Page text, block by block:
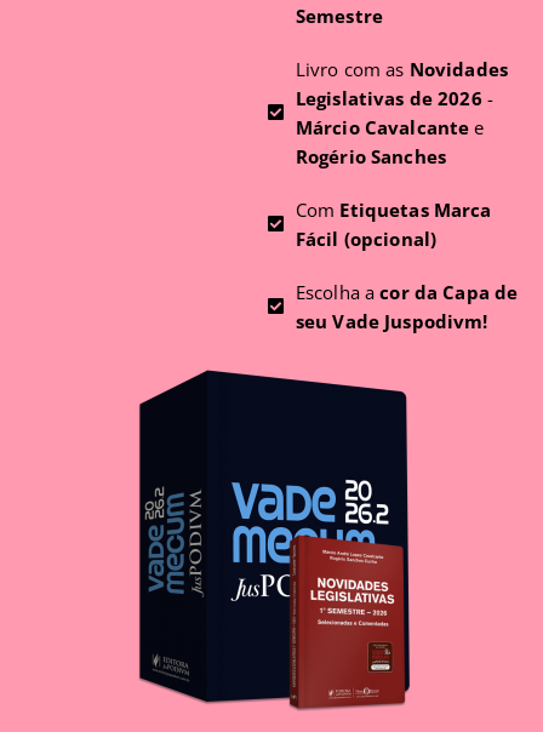
Semestre
Livro com as Novidades
Legislativas de 2026 -
Márcio Cavalcante e
Rogério Sanches
Com Etiquetas Marca
Fácil (opcional)
Escolha acor da Capa de
seu Vade Juspodivm!